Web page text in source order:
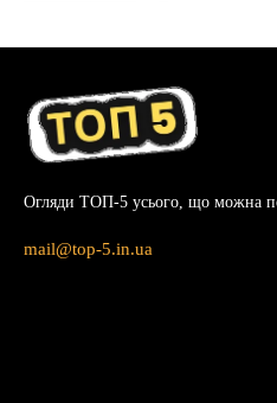
Огляди ТОП-5 усього, що можна
mail@top-5.in.ua